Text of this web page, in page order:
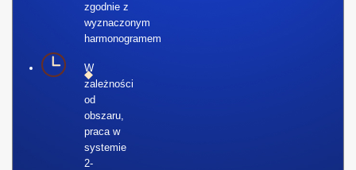
zgodnie z
wyznaczonym
harmonogramem
W
zależności
od
obszaru,
praca w
systemie
2-